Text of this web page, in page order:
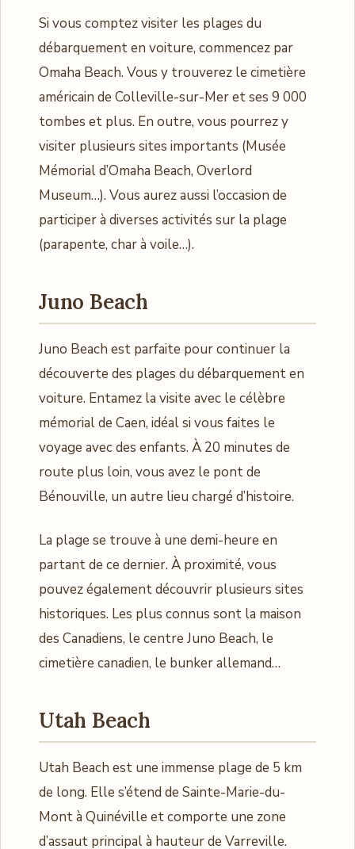
Si vous comptez visiter les plages du
débarquement en voiture, commencez par
Omaha Beach. Vous y trouverez le cimetière
américain de Colleville-sur-Mer et ses 9 000
tombes et plus. En outre, vous pourrez y
visiter plusieurs sites importants (Musée
Mémorial d’Omaha Beach, Overlord
Museum…). Vous aurez aussi l’occasion de
participer à diverses activités sur la plage
(parapente, char à voile…).
Juno Beach
Juno Beach est parfaite pour continuer la
découverte des plages du débarquement en
voiture. Entamez la visite avec le célèbre
mémorial de Caen, idéal si vous faites le
voyage avec des enfants. À 20 minutes de
route plus loin, vous avez le pont de
Bénouville, un autre lieu chargé d’histoire.
La plage se trouve à une demi-heure en
partant de ce dernier. À proximité, vous
pouvez également découvrir plusieurs sites
historiques. Les plus connus sont la maison
des Canadiens, le centre Juno Beach, le
cimetière canadien, le bunker allemand…
Utah Beach
Utah Beach est une immense plage de 5 km
de long. Elle s’étend de Sainte-Marie-du-
Mont à Quinéville et comporte une zone
d’assaut principal à hauteur de Varreville.